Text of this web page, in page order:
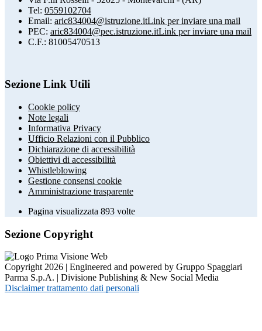
Tel: 0559102704
Email: aric834004@istruzione.itLink per inviare una mail
PEC: aric834004@pec.istruzione.itLink per inviare una mail
C.F.: 81005470513
Sezione Link Utili
Cookie policy
Note legali
Informativa Privacy
Ufficio Relazioni con il Pubblico
Dichiarazione di accessibilità
Obiettivi di accessibilità
Whistleblowing
Gestione consensi cookie
Amministrazione trasparente
Pagina visualizzata 893 volte
Sezione Copyright
Copyright 2026 | Engineered and powered by Gruppo Spaggiari
Parma S.p.A. | Divisione Publishing & New Social Media
Disclaimer trattamento dati personali